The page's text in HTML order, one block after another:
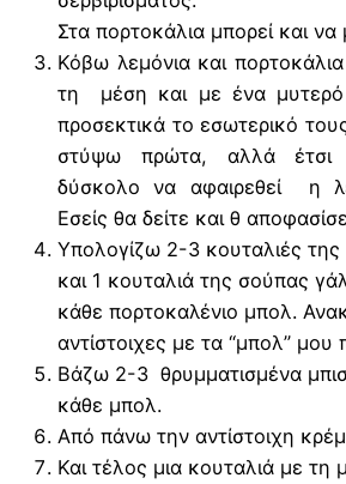
Στα πορτοκάλια μπορεί και να
Κόβω λεμόνια και
τη μέση και με ένα μυτερό
προσεκτικά το εσωτερικό
στύψω πρώτα, αλλά έτσι
δύσκολο να αφαιρεθεί η
Εσείς θα δείτε και θ
Υπολογίζω 2-3 κουταλιές της
και 1 κουταλιά της σούπας
κάθε πορτοκαλένιο μπολ.
αντίστοιχες με τα “μπολ” μου
Βάζω 2-3 θρυμματισμένα
κάθε μπολ.
Από πάνω την αντίστοιχη
Και τέλος μια κουταλιά με τη